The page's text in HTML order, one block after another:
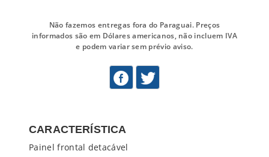
Não fazemos entregas fora do Paraguai. Preços
informados são em Dólares americanos, não incluem IVA
e podem variar sem prévio aviso.
CARACTERÍSTICA
Painel frontal detacável